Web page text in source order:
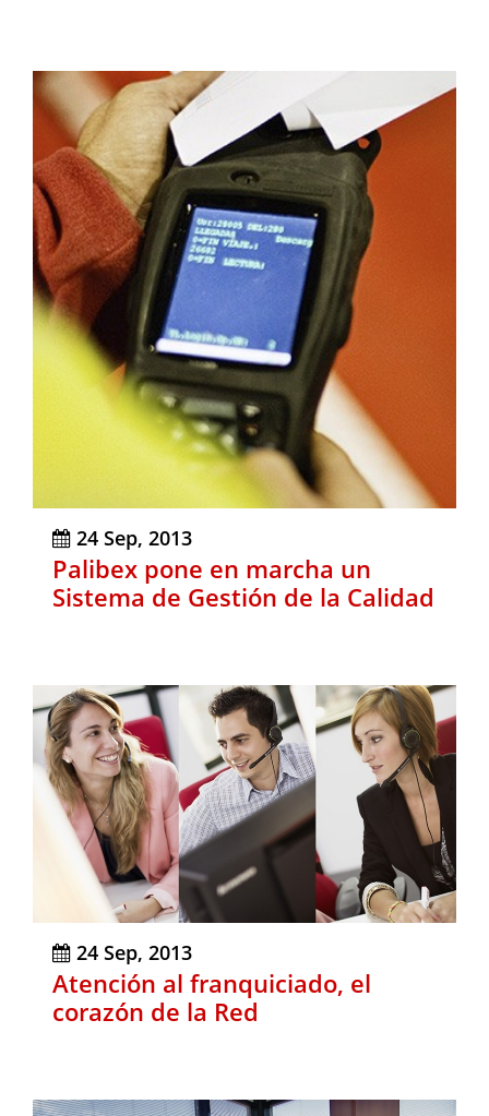
24 Sep, 2013
Palibex pone en marcha un
Sistema de Gestión de la Calidad
24 Sep, 2013
Atención al franquiciado, el
corazón de la Red